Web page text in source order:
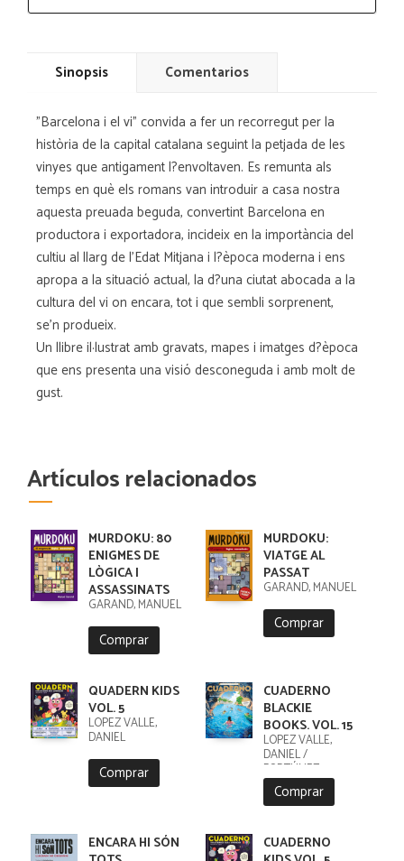
Sinopsis Comentarios
"Barcelona i el vi" convida a fer un recorregut per la
història de la capital catalana seguint la petjada de les
vinyes que antigament l?envoltaven. Es remunta als
temps en què els romans van introduir a casa nostra
aquesta preuada beguda, convertint Barcelona en
productora i exportadora, incideix en la importància del
cultiu al llarg de l'Edat Mitjana i l?època moderna i ens
apropa a la situació actual, la d?una ciutat abocada a la
cultura del vi on encara, tot i que sembli sorprenent,
se'n produeix.
Un llibre il·lustrat amb gravats, mapes i imatges d?època
que ens presenta una visió desconeguda i amb molt de
gust.
Artículos relacionados
MURDOKU: 80
ENIGMES DE
LÒGICA I
ASSASSINATS
GARAND, MANUEL
Comprar
MURDOKU:
VIATGE AL
PASSAT
GARAND, MANUEL
Comprar
QUADERN KIDS
VOL. 5
LÓPEZ VALLE,
DANIEL
Comprar
CUADERNO
BLACKIE
BOOKS. VOL. 15
LÓPEZ VALLE,
DANIEL /
FORTÚNEZ,
CRISTOBAL
Comprar
ENCARA HI SÓN
CUADERNO